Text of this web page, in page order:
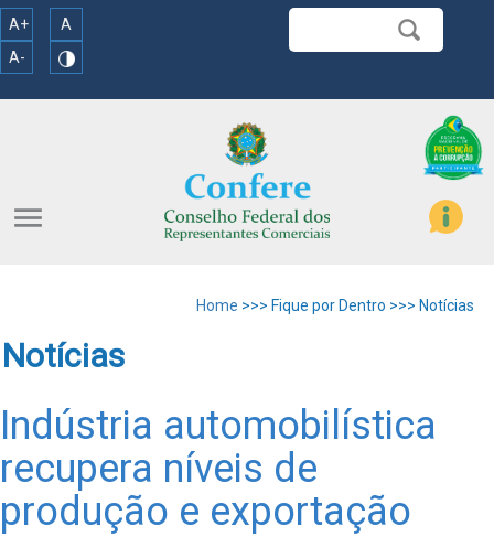
A+
A
A-
menu
Home >>> Fique por Dentro >>> Notícias
Notícias
Indústria automobilística
recupera níveis de
produção e exportação